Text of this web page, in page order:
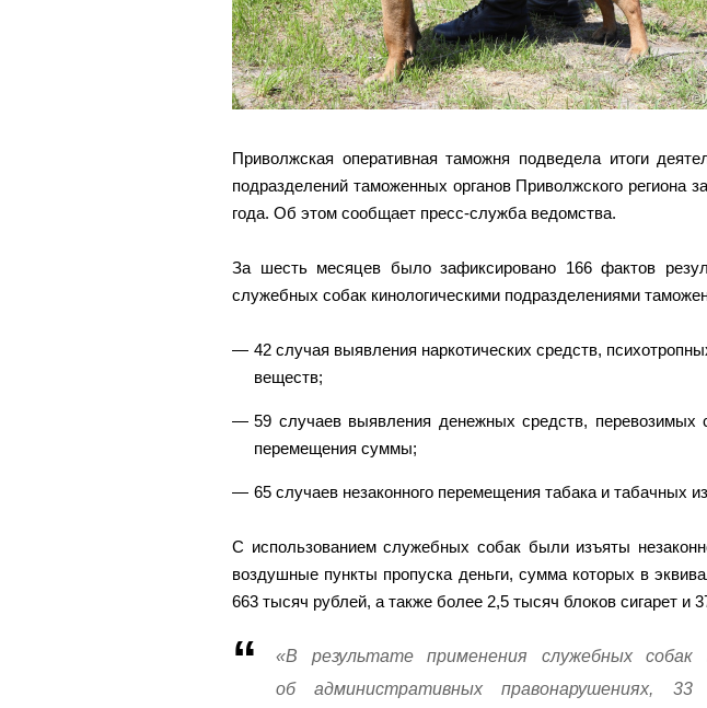
Приволжская оперативная таможня подведела итоги
подразделений таможенных органов Приволжского региона
года. Об этом сообщает пресс-служба ведомства.
За шесть месяцев было зафиксировано 166 фактов
служебных собак кинологическими подразделениями
42 случая выявления наркотических средств,
веществ;
59 случаев выявления денежных средств, перевозимых
перемещения суммы;
65 случаев незаконного перемещения табака и табачных
С использованием служебных собак были изъяты
воздушные пункты пропуска деньги, сумма которых в
663 тысяч рублей, а также более 2,5 тысяч блоков сигарет и
«В результате применения служебных собак
об административных правонарушениях,